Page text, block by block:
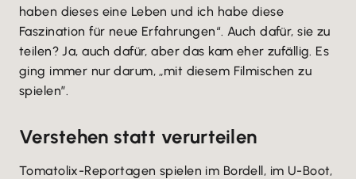
haben dieses eine Leben und ich habe diese
Faszination für neue Erfahrungen“. Auch dafür, sie zu
teilen? Ja, auch dafür, aber das kam eher zufällig. Es
ging immer nur darum, „mit diesem Filmischen zu
spielen”.
Verstehen statt verurteilen
Tomatolix-Reportagen spielen im Bordell, im U-Boot,